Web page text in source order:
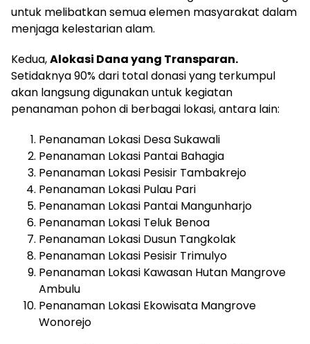
untuk melibatkan semua elemen masyarakat dalam
menjaga kelestarian alam.
Kedua,Alokasi Dana yang Transparan.
Setidaknya 90% dari total donasi yang terkumpul
akan langsung digunakan untuk kegiatan
penanaman pohon di berbagai lokasi, antara lain:
Penanaman Lokasi Desa Sukawali
Penanaman Lokasi Pantai Bahagia
Penanaman Lokasi Pesisir Tambakrejo
Penanaman Lokasi Pulau Pari
Penanaman Lokasi Pantai Mangunharjo
Penanaman Lokasi Teluk Benoa
Penanaman Lokasi Dusun Tangkolak
Penanaman Lokasi Pesisir Trimulyo
Penanaman Lokasi Kawasan Hutan Mangrove
Ambulu
Penanaman Lokasi Ekowisata Mangrove
Wonorejo